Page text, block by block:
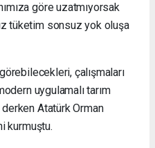
göre uzatmıyorsak
tüketim sonsuz yok oluşa
çalışmaları
uygulamalı tarım
Atatürk Orman
kurmuştu.